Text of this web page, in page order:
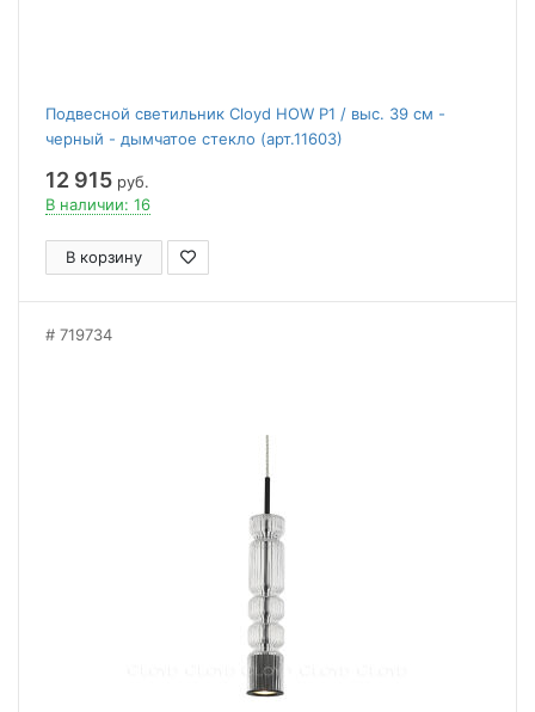
Подвесной светильник Cloyd HOW P1 / выс. 39 см -
черный - дымчатое стекло (арт.11603)
12 915 руб.
В наличии: 16
В корзину
719734